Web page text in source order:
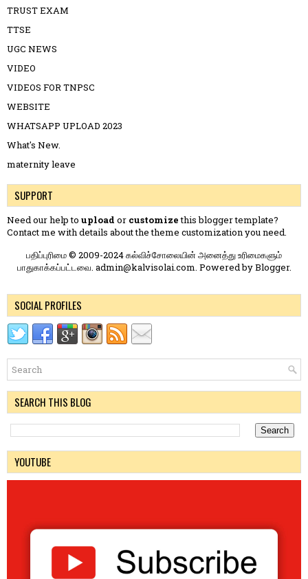
TRUST EXAM
TTSE
UGC NEWS
VIDEO
VIDEOS FOR TNPSC
WEBSITE
WHATSAPP UPLOAD 2023
What's New.
maternity leave
SUPPORT
Need our help to upload or customizethis blogger template?
Contact me with details about the theme customization you need.
பதிப்புரிமை © 2009-2024 கல்விச்சோலையின் அனைத்து உரிமைகளும்
பாதுகாக்கப்பட்டவை. admin@kalvisolai.com. Powered byBlogger.
SOCIAL PROFILES
SEARCH THIS BLOG
YOUTUBE